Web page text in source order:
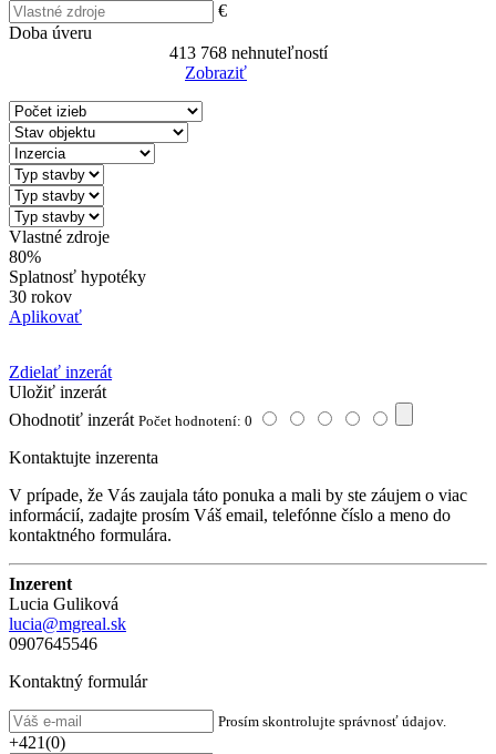
€
Doba úveru
413 768nehnuteľností
Zobraziť
Vlastné zdroje
80%
Splatnosť hypotéky
30 rokov
Aplikovať
Zdielať inzerát
Uložiť inzerát
Ohodnotiť inzerát Počet hodnotení: 0
Kontaktujte inzerenta
V prípade, že Vás zaujala táto ponuka a mali by ste záujem o viac
informácií, zadajte prosím Váš email, telefónne číslo a meno do
kontaktného formulára.
Inzerent
Lucia Guliková
lucia@mgreal.sk
0907645546
Kontaktný formulár
Prosím skontrolujte správnosť údajov.
+421(0)